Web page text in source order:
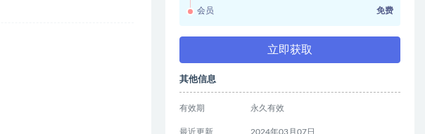
会员 免费
立即获取
其他信息
有效期 永久有效
最近更新 2024年03月07日